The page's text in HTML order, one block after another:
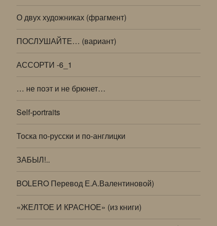
О двух художниках (фрагмент)
ПОСЛУШАЙТЕ… (вариант)
АССОРТИ -6_1
… не поэт и не брюнет…
Self-portraits
Тоска по-русски и по-англицки
ЗАБЫЛ!..
BOLERO Перевод Е.А.Валентиновой)
«ЖЕЛТОЕ И КРАСНОЕ» (из книги)